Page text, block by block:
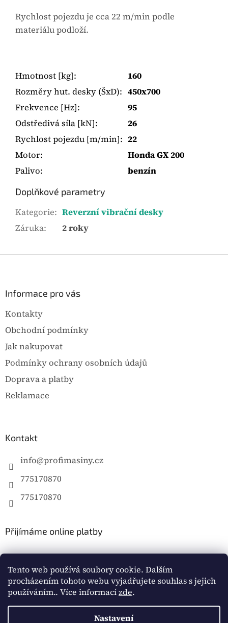
Tento web používá soubory cookie. Dalším
procházením tohoto webu vyjadřujete souhlas s jejich
používáním.. Více informacízde.
Nastavení
Rychlost pojezdu je cca 22 m/min podle
materiálu podloží.
Hmotnost [kg]:
160
Rozměry hut. desky (ŠxD): 450x700
Frekvence [Hz]:
95
Odstředivá síla [kN]:
26
Rychlost pojezdu [m/min]: 22
Motor:
Honda GX 200
Palivo: benzín
Doplňkové parametry
Kategorie: Reverzní vibrační desky
Záruka: 2 roky
Informace pro vás
Kontakty
Obchodní podmínky
Jak nakupovat
Podmínky ochrany osobních údajů
Doprava a platby
Reklamace
Kontakt
info@profimasiny.cz
775170870
775170870
Přijímáme online platby
Vytvořil Shoptet